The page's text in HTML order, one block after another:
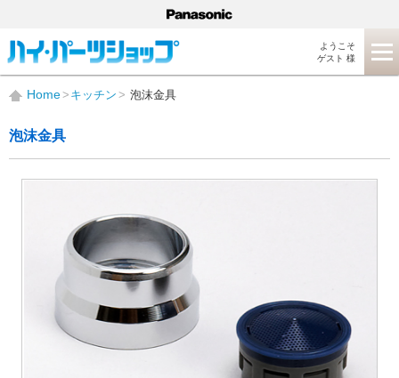
ようこそ
ゲスト 様
Home キッチン 泡沫金具
泡沫金具